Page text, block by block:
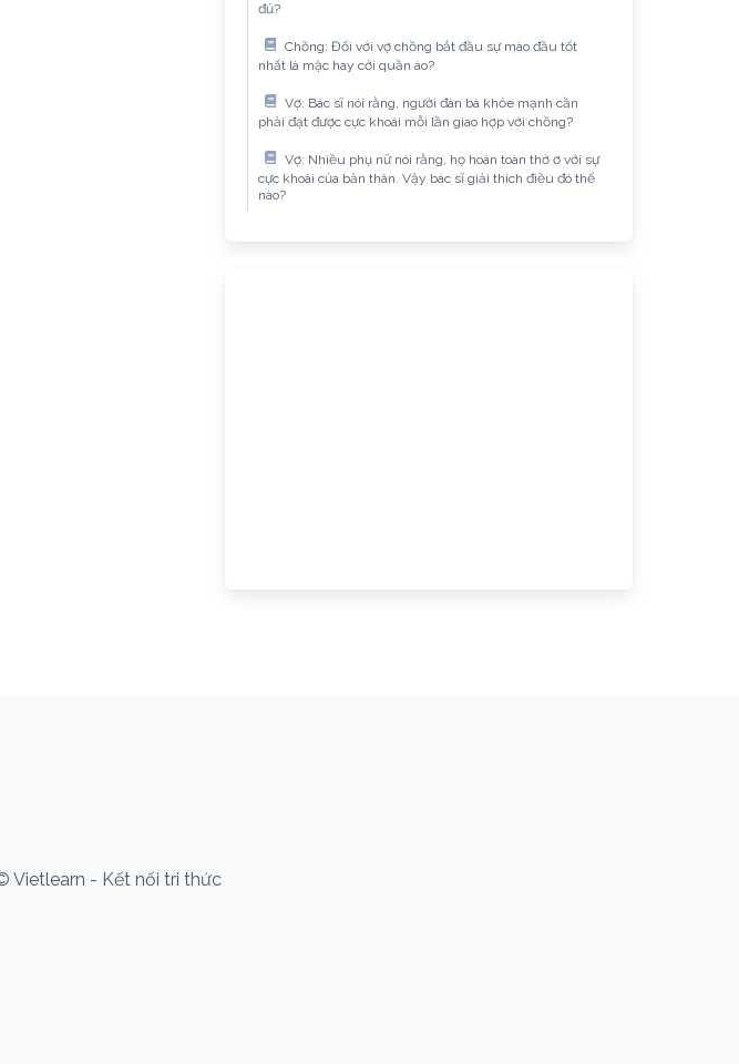
đủ?
Chồng: Đối với vợ chồng bắt đầu sự mào đầu tốt
nhất là mặc hay cởi quần áo?
Vợ: Bác sĩ nói rằng, người đàn bà khỏe mạnh cần
phải đạt được cực khoái mỗi lần giao hợp với chồng?
Vợ: Nhiều phụ nữ nói rằng, họ hoàn toàn thờ ơ với sự
cực khoái của bản thân. Vậy bác sĩ giải thích điều đó thế
nào?
Vietlearn - Kết nối tri thức